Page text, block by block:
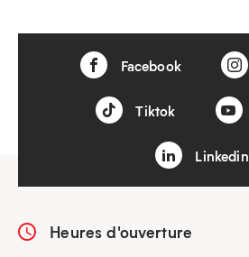
Facebook
Tiktok
Linkedin
Heures d'ouverture